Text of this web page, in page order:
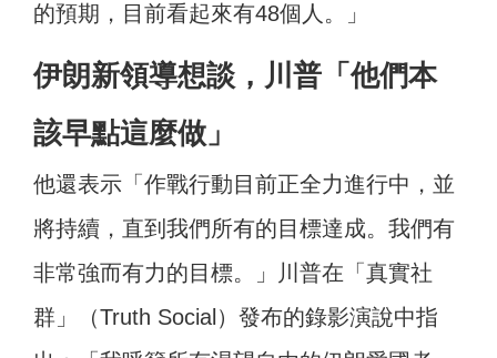
的預期，目前看起來有48個人。」
伊朗新領導想談，川普「他們本
該早點這麼做」
他還表示「作戰行動目前正全力進行中，並
將持續，直到我們所有的目標達成。我們有
非常強而有力的目標。」川普在「真實社
群」（Truth Social）發布的錄影演說中指